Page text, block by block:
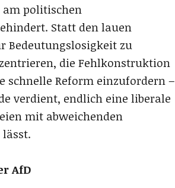
politischen
Statt den lauen
Bedeutungslosigkeit zu
die Fehlkonstruktion
schnelle Reform einzufordern –
verdient, endlich eine liberale
mit abweichenden
AfD